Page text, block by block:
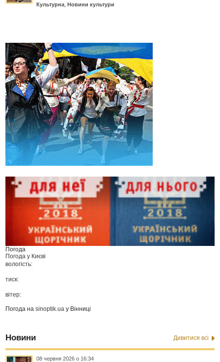
Культурна ,Новини культури
Погода
Погода у Києві
вологість:
тиск:
вітер:
Погода наsinoptik.ua у Вінниці
Новини Дивитися всі
08 червня 2026 о 16:34